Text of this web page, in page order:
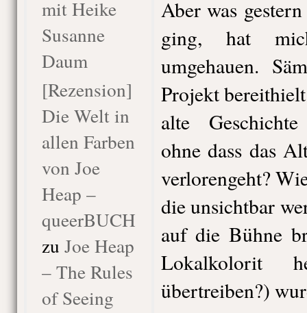
mit Heike
Susanne
Daum
[Rezension]
Die Welt in
allen Farben
von Joe
Heap –
queerBUCH
zu Joe Heap
– The Rules
of Seeing
Aber was
ging, hat
umgehauen.
Projekt
alte
ohne dass das
verlorengeht?
die unsichtbar
auf die Bühne
Lokalkolorit
übertreiben?)